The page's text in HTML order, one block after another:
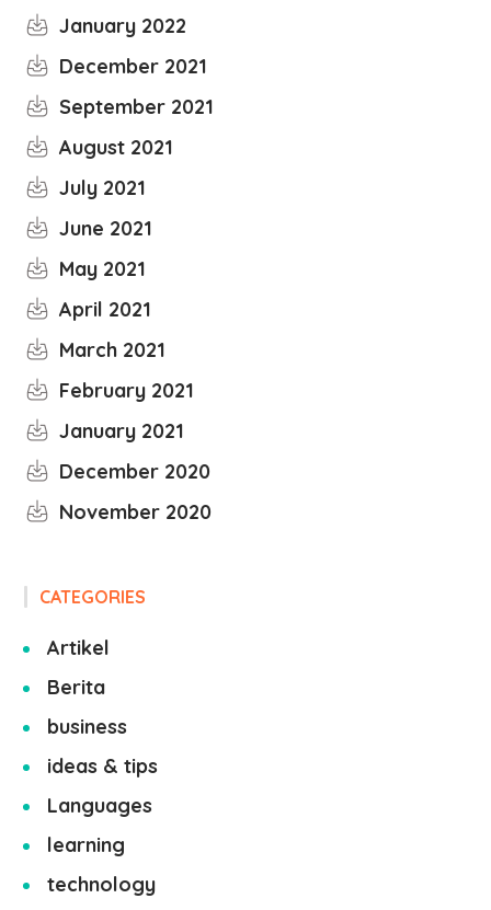
January 2022
December 2021
September 2021
August 2021
July 2021
June 2021
May 2021
April 2021
March 2021
February 2021
January 2021
December 2020
November 2020
CATEGORIES
Artikel
Berita
business
ideas & tips
Languages
learning
technology